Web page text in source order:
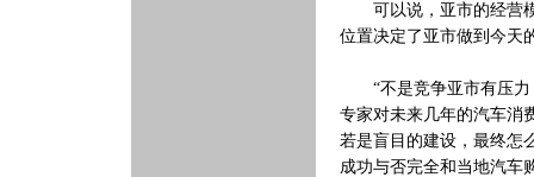
可以说，亚市的经营模
位置决定了亚市做到今天
“不是竞争亚市有压力
专家对未来几年的汽车消
若是盲目的建设，最终怎
成功与否完全和当地汽车